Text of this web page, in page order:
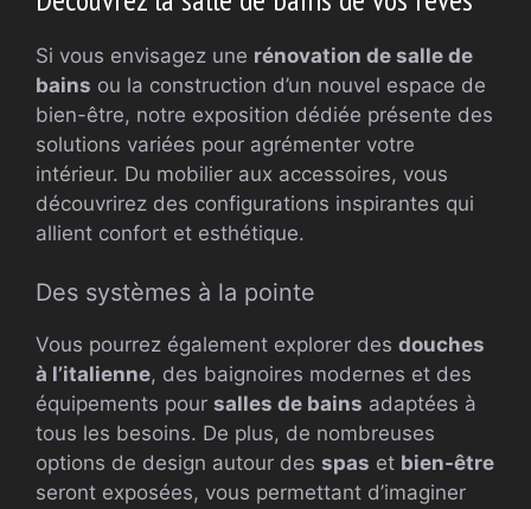
Si vous envisagez une rénovation de salle de
bains ou la construction d’un nouvel espace de
bien-être, notre exposition dédiée présente des
solutions variées pour agrémenter votre
intérieur. Du mobilier aux accessoires, vous
découvrirez des configurations inspirantes qui
allient confort et esthétique.
Des systèmes à la pointe
Vous pourrez également explorer des douches
à l’italienne, des baignoires modernes et des
équipements pour salles de bains adaptées à
tous les besoins. De plus, de nombreuses
options de design autour des spas et bien-être
seront exposées, vous permettant d’imaginer